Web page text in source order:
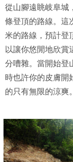
從山腳遠眺岐阜城
條登頂的路線。這
米的路線，預計登
以讓你悠閒地欣賞
分嘈雜。當開始登
時也許你的皮膚開
的只有無限的涼爽。